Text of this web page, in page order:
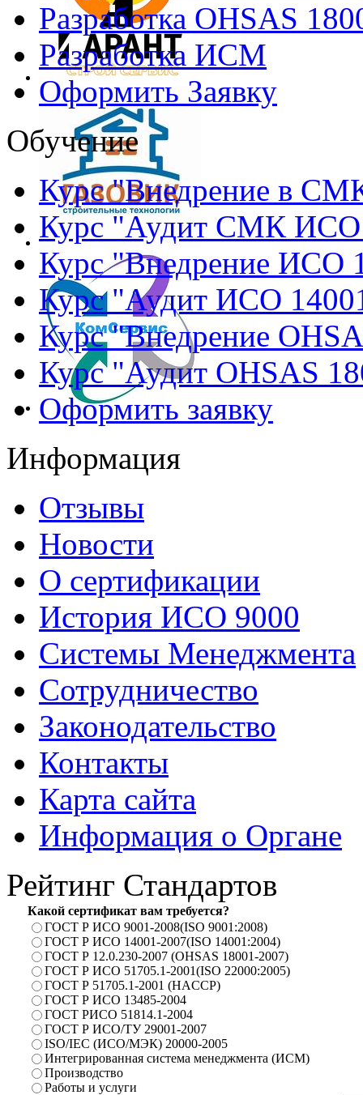
Разработка OHSAS
Разработка ИСМ
Оформить Заявку
Обучение
Курс "Внедрение в
Курс "Аудит СМК ИСО
Курс "Внедрение ИСО
Курс "Аудит ИСО
Курс "Внедрение
Курс "Аудит OHSAS
Оформить заявку
Информация
Отзывы
Новости
О сертификации
История ИСО 9000
Системы Менеджмента
Сотрудничество
Законодательство
Контакты
Карта сайта
Информация о Органе
Рейтинг Стандартов
Какой сертификат вам требуется?
ГОСТ Р ИСО 9001-2008(ISO 9001:2008)
ГОСТ Р ИСО 14001-2007(ISO 14001:2004)
ГОСТ Р 12.0.230-2007 (OHSAS 18001-2007)
ГОСТ Р ИСО 51705.1-2001(ISO 22000:2005)
ГОСТ Р 51705.1-2001 (HACCP)
ГОСТ Р ИСО 13485-2004
ГОСТ РИСО 51814.1-2004
ГОСТ Р ИСО/ТУ 29001-2007
ISO/IEC (ИСО/МЭК) 20000-2005
Интегрированная система менеджмента (ИСМ)
Производство
Работы и услуги